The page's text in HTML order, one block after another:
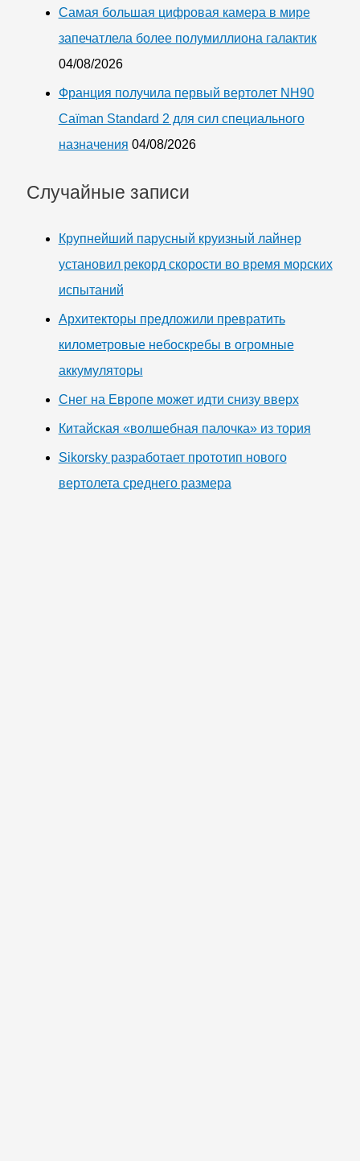
Самая большая цифровая камера в мире
запечатлела более полумиллиона галактик
04/08/2026
Франция получила первый вертолет NH90
Caïman Standard 2 для сил специального
назначения 04/08/2026
Случайные записи
Крупнейший парусный круизный лайнер
установил рекорд скорости во время морских
испытаний
Архитекторы предложили превратить
километровые небоскребы в огромные
аккумуляторы
Снег на Европе может идти снизу вверх
Китайская «волшебная палочка» из тория
Sikorsky разработает прототип нового
вертолета среднего размера